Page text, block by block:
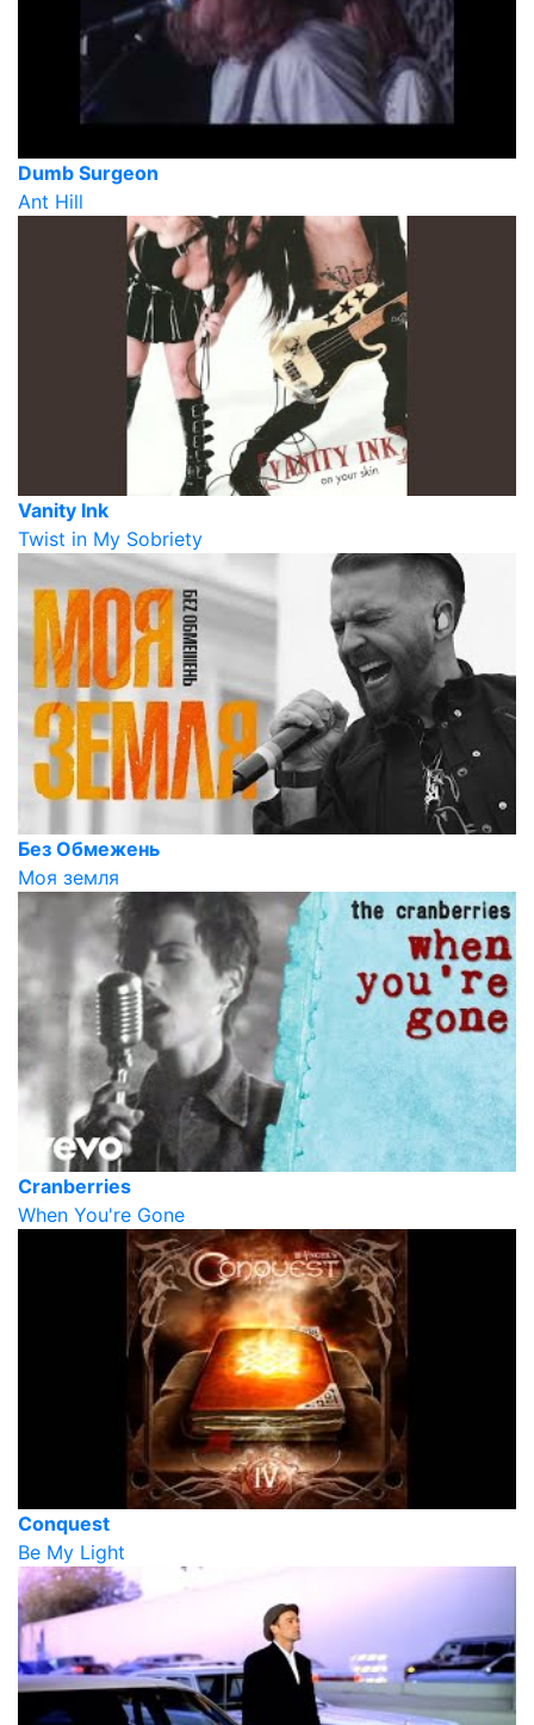
Dumb Surgeon
Ant Hill
Vanity Ink
Twist in My Sobriety
Без Обмежень
Моя земля
Cranberries
When You're Gone
Conquest
Be My Light